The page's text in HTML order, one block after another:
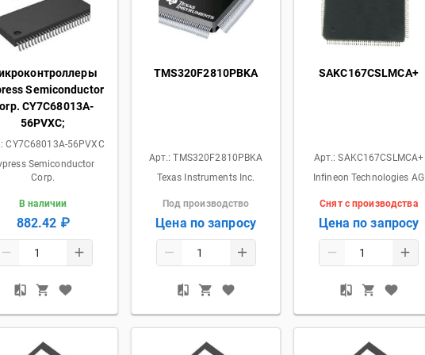
Semiconductor
CY7C68013A-
56PVXC;
CY7C68013A-56PVXC
Semiconductor
Corp.
В наличии
882.42 ₽
TMS320F2810PBKA
Арт.:TMS320F2810PBKA
Texas Instruments Inc.
Под производство
Цена по запросу
SAKC167CSLMCA+
Арт.:SAKC167CSLMCA+
Infineon Technologies AG
Снят с производства
Цена по запросу